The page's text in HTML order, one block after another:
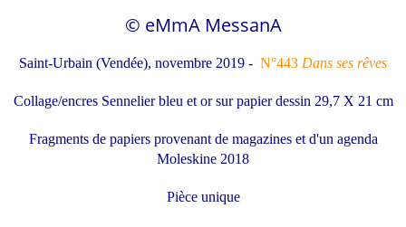
© eMmA MessanA
Saint-Urbain (Vendée), novembre 2019 - N°443 Dans ses rêves
Collage/encres Sennelier bleu et or sur papier dessin 29,7 X 21 cm
Fragments de papiers provenant de magazines et d'un agenda
Moleskine 2018
Pièce unique